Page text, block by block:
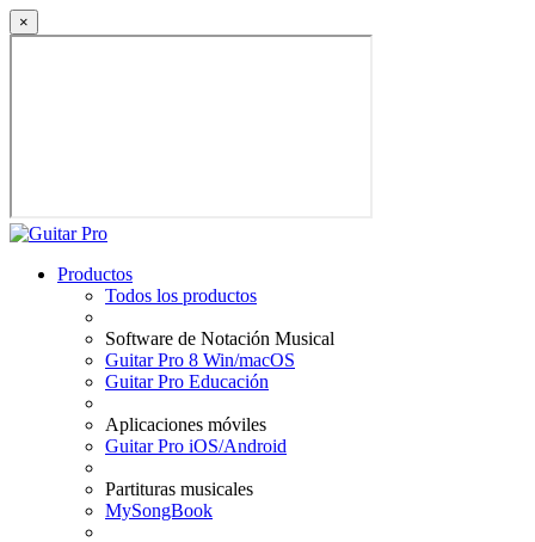
×
Productos
Todos los productos
Software de Notación Musical
Guitar Pro 8 Win/macOS
Guitar Pro Educación
Aplicaciones móviles
Guitar Pro iOS/Android
Partituras musicales
MySongBook